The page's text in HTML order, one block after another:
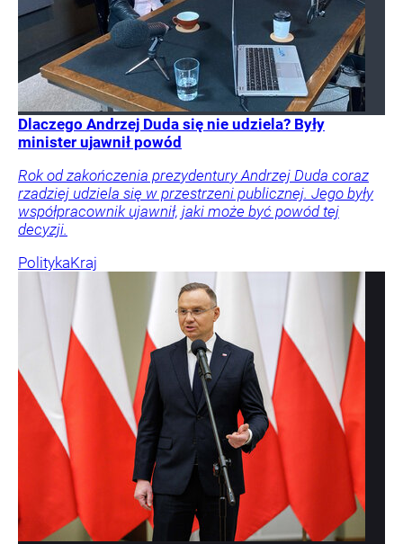
Dlaczego Andrzej Duda się nie udziela? Były
minister ujawnił powód
Rok od zakończenia prezydentury Andrzej Duda coraz
rzadziej udziela się w przestrzeni publicznej. Jego były
współpracownik ujawnił, jaki może być powód tej
decyzji.
PolitykaKraj